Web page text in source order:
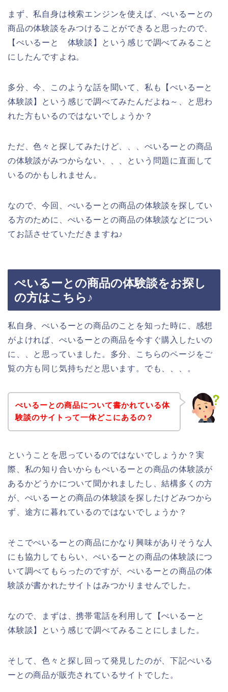
まず、私自身は検索エンジンを使えば、ぺいるーとの
商品の体験談をみつけることができると思ったので、
【ぺいるーと 体験談】という感じで調べてみること
にしたんですよね。
多分、今、このような話を聞いて、私も【ぺいるーと
体験談】という感じで調べてみたんだよね～、と思わ
れた方もいるのではないでしょうか？
ただ、色々と探してみたけど、、、ぺいるーとの商品
の体験談がみつからない、、、という問題に直面して
いるのかもしれません。
なので、今回、ぺいるーとの商品の体験談を探してい
る方のために、ぺいるーとの商品の体験談などについ
てお話させていただきますね♪
ぺいるーとの商品の体験談をお探し
の方はこちら♪
私自身、ぺいるーとの商品のことを知った時に、感想
がよければ、ぺいるーとの商品を今すぐ購入したいの
に、、と思っていました。多分、こちらのページをご
覧の方も同じ気持ちだと思います。でも、、、。
ぺいるーとの商品について書かれている体
験談のサイトって一体どこにあるの？
ということを思っているのではないでしょうか？実
際、私の知り合いからもぺいるーとの商品の体験談が
あるかどうかについて聞かれましたし、結構多くの方
が、ぺいるーとの商品の体験談を探したけどみつから
ず、途方に暮れているのではないでしょうか？
そこでぺいるーとの商品にかなり興味がありそうな人
にも協力してもらい、ぺいるーとの商品の体験談につ
いて調べてもらったのですが、ぺいるーとの商品の体
験談が書かれたサイトはみつかりませんでした。
なので、まずは、携帯電話を利用して【ぺいるーと
体験談】という感じで調べてみることにしました。
そして、色々と探し回って発見したのが、下記ぺいる
ーとの商品が販売されているサイトでした。